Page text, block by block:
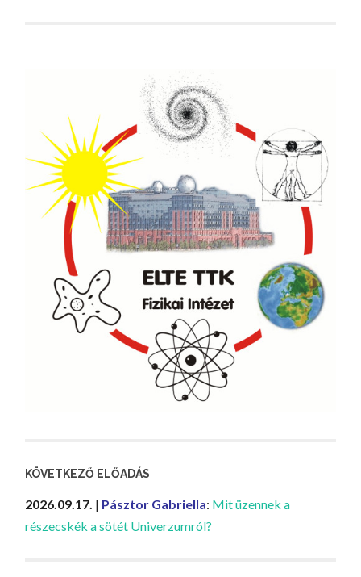
KÖVETKEZŐ ELŐADÁS
2026.09.17. | Pásztor Gabriella: Mit üzennek a
részecskék a sötét Univerzumról?